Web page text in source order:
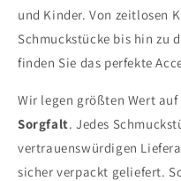
und Kinder. Von zeitlosen
Schmuckstücke bis hin zu
finden Sie das perfekte
Wir legen größten Wert auf
Sorgfalt. Jedes
vertrauenswürdigen
sicher verpackt geliefert.